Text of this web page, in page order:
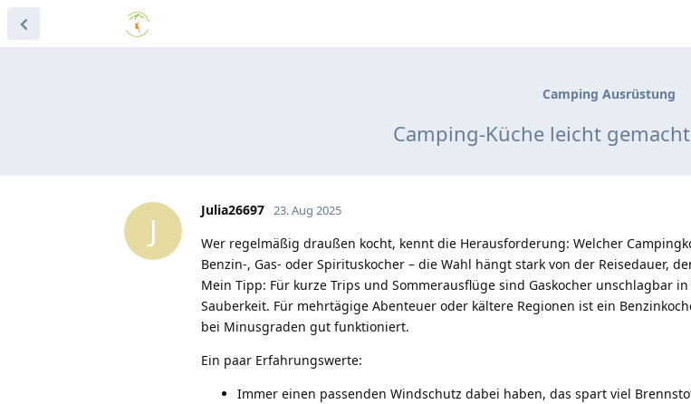
Camping Ausrüstung
Camping-Küche leicht
J
Julia26697 23. Aug 2025
Wer regelmäßig draußen kocht, kennt die Herausforderung: Welcher
Benzin-, Gas- oder Spirituskocher – die Wahl hängt stark von der Reisedauer,
Mein Tipp: Für kurze Trips und Sommerausflüge sind Gaskocher unschlagbar
Sauberkeit. Für mehrtägige Abenteuer oder kältere Regionen ist ein
bei Minusgraden gut funktioniert.
Ein paar Erfahrungswerte:
Immer einen passenden Windschutz dabei haben, das spart viel